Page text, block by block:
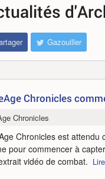
Gazouiller
Chronicles
Chronicles
Chronicles est attendu
pour commencer à
vidéo de combat.